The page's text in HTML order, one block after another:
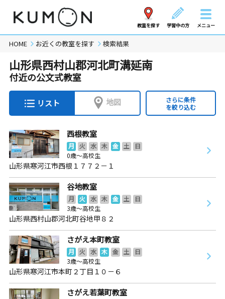
教室を探す 学習中の方 メニュー
HOME お近くの教室を探す 検索結果
山形県西村山郡河北町溝延南
付近の公文式教室
リスト 地図
さらに条件
を絞り込む
西根教室
月 火 水 木 金 土
日
0歳～高校生
山形県寒河江市西根１７７２－１
谷地教室
月 火 水 木 金 土
日
3歳～高校生
山形県西村山郡河北町谷地甲８２
さがえ本町教室
月 火 水 木 金 土
日
3歳～高校生
山形県寒河江市本町２丁目１０－６
さがえ若葉町教室